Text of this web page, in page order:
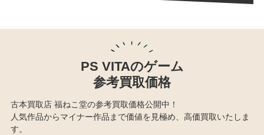
PS VITAのゲーム
参考買取価格
古本買取店 福ねこ堂の参考買取価格公開中！
人気作品からマイナー作品まで価値を見極め、高価買取いたしま
す。